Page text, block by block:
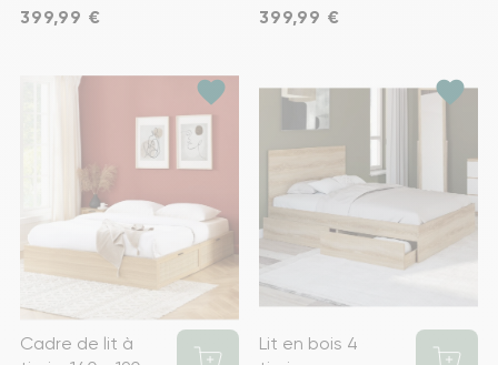
Prix
399,99 € Prix
399,99 €
favorite
Cadre de lit à
favorite
Lit en bois 4